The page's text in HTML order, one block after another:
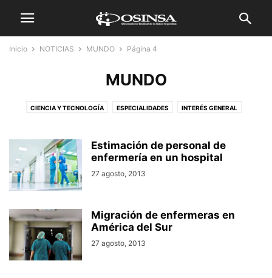
Inicio NOTICIAS MUNDO Página 4
MUNDO
CIENCIA Y TECNOLOGÍA ESPECIALIDADES INTERÉS GENERAL
Estimación de personal de
enfermería en un hospital
27 agosto, 2013
Migración de enfermeras en
América del Sur
27 agosto, 2013